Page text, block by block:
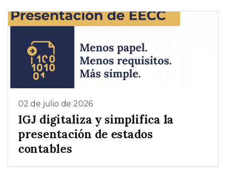
02 de julio de 2026
IGJ digitaliza y simplifica la
presentación de estados
contables